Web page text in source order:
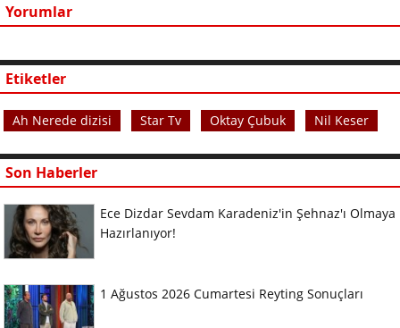
Yorumlar
Etiketler
Ah Nerede dizisi Star Tv Oktay Çubuk Nil Keser
Son Haberler
Ece Dizdar Sevdam Karadeniz'in Şehnaz'ı Olmaya
Hazırlanıyor!
1 Ağustos 2026 Cumartesi Reyting Sonuçları